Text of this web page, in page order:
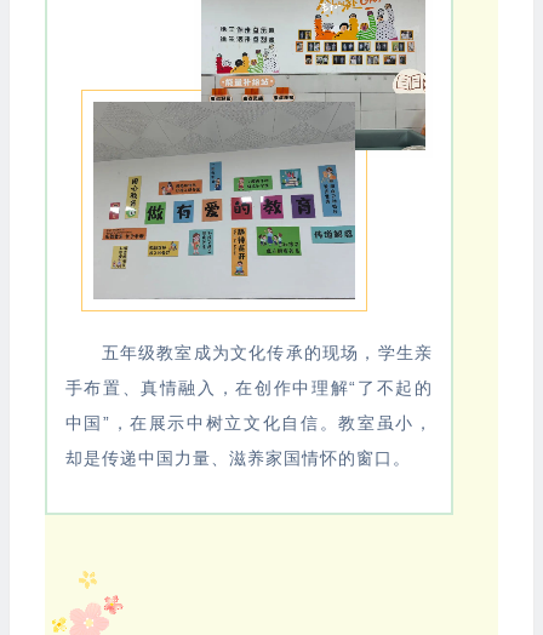
五年级教室成为文化传承的现场，学生亲
手布置、真情融入，在创作中理解“了不起的
中国”，在展示中树立文化自信。教室虽小，
却是传递中国力量、滋养家国情怀的窗口。